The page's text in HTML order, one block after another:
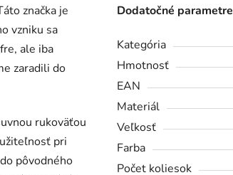
značka je
vzniku sa
ale iba
zaradili do
rukoväťou
pri
pôvodného
Dodatočné parametre
Kategória
Hmotnosť
EAN
Materiál
Veľkosť
Farba
Počet koliesok